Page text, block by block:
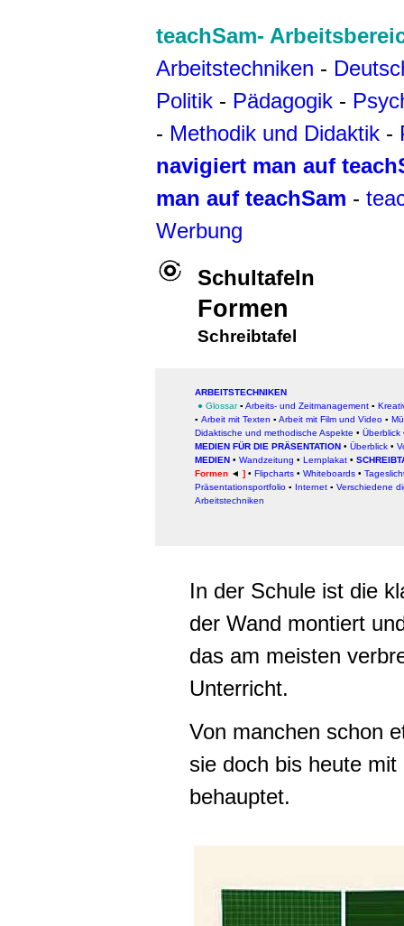
teachSam-
Arbeitstechniken -
Politik - Pädagogik -
- Methodik und Didaktik -
navigiert man auf
man auf teachSam -
Werbung
Schultafeln
Formen
Schreibtafel
ARBEITSTECHNIKEN
● Glossar▪ Arbeits- und Zeitmanagement ▪
▪ Arbeit mit Texten ▪ Arbeit mit Film und Video ▪
Didaktische und methodische Aspekte • Überblick
MEDIEN FÜR DIE PRÄSENTATION • Überblick •
MEDIEN • Wandzeitung • Lernplakat •
Formen ◄ ] • Flipcharts • Whiteboards •
Präsentationsportfolio ▪ Internet ▪ Verschiedene
Arbeitstechniken
In der Schule ist die
der Wand montiert
das am meisten
Unterricht.
Von manchen schon
sie doch bis heute
behauptet.